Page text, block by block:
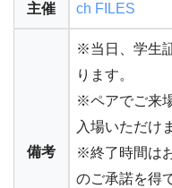
主催 ch FILES
備考
※当日、学生
ります。
※ペアでご来
入場いただけ
※終了時間は
のご承諾を得